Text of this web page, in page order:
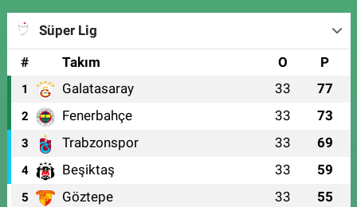
Süper Lig
#
Takım O P
1 Galatasaray 33 77
2 Fenerbahçe 33 73
3 Trabzonspor 33 69
4 Beşiktaş 33 59
5 Göztepe 33 55